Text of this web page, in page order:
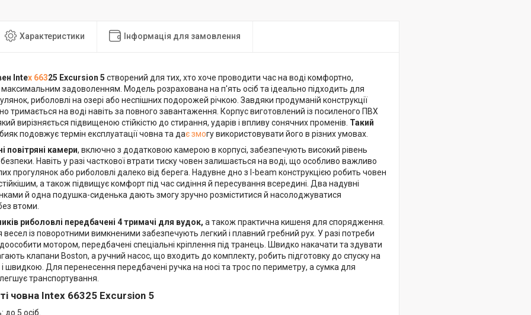
Характеристики Інформація для замовлення
Intex 66325 Excursion 5 створений для тих, хто хоче проводити час на воді комфортно,
задоволенням. Модель розрахована на п'ять осіб та ідеально підходить для
риболовлі на озері або неспішних подорожей річкою. Завдяки продуманій конструкції
тримається на воді навіть за повного завантаження. Корпус виготовлений із посиленого ПВХ
вирізняється підвищеною стійкістю до стирання, ударів і впливу сонячних променів. Такий
подовжує термін експлуатації човна та дає змогу використовувати його в різних умовах.
повітряні камери, включно з додатковою камерою в корпусі, забезпечують високий рівень
безпеки. Навіть у разі часткової втрати тиску човен залишається на воді, що особливо важливо
прогулянок або риболовлі далеко від берега. Надувне дно з I-beam конструкцією робить човен
а також підвищує комфорт під час сидіння й пересування всередині. Два надувні
й одна подушка-сиденька дають змогу зручно розміститися й насолоджуватися
втоми.
риболовлі передбачені 4 тримачі для вудок, а також практична кишеня для спорядження.
весел із поворотними вимкненими забезпечують легкий і плавний гребний рух. У разі потреби
мотором, передбачені спеціальні кріплення під транець. Швидко накачати та здувати
клапани Boston, а ручний насос, що входить до комплекту, робить підготовку до спуску на
швидкою. Для перенесення передбачені ручка на носі та трос по периметру, а сумка для
транспортування.
човна Intex 66325 Excursion 5
до 5 осіб.